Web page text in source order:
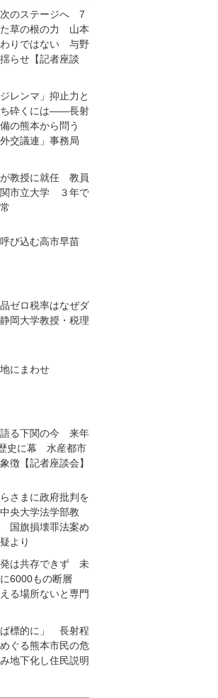
のステージへ 7
草の根の力 山本
わりではない 与野
らせ【記者座談
レンマ」抑止力と
ち砕くには――長射
の熊本から問う
交議連」事務局
教授に就任 教員
関市立大学 ３年で
び込む高市早苗
品ゼロ税率はなぜダ
岡大学教授・税理
にまわせ
語る下関の今 来年
史に幕 水産都市
徴【記者座談会】
さまに政府批判を
央大学法学部教
国旗損壊罪法案め
より
は共存できず 未
6000もの断層
る場所ないと専門
ば標的に」 長射程
ぐる熊本市民の危
地下化し住民説明